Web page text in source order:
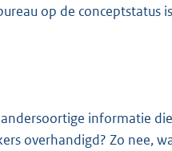
op de conceptstatus
informatie
overhandigd? Zo nee,